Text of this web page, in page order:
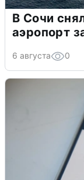
В Сочи
аэропорт
6 августа 0